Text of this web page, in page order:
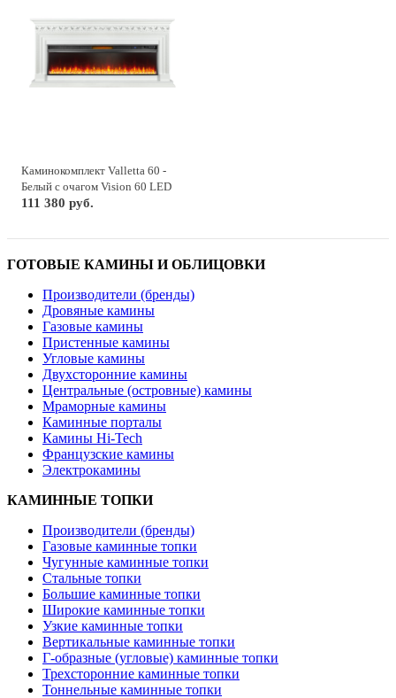
Каминокомплект Valletta 60 -
Белый с очагом Vision 60 LED
111 380 руб.
ГОТОВЫЕ КАМИНЫ И ОБЛИЦОВКИ
Производители (бренды)
Дровяные камины
Газовые камины
Пристенные камины
Угловые камины
Двухсторонние камины
Центральные (островные) камины
Мраморные камины
Каминные порталы
Камины Hi-Tech
Французские камины
Электрокамины
КАМИННЫЕ ТОПКИ
Производители (бренды)
Газовые каминные топки
Чугунные каминные топки
Стальные топки
Большие каминные топки
Широкие каминные топки
Узкие каминные топки
Вертикальные каминные топки
Г-образные (угловые) каминные топки
Трехсторонние каминные топки
Тоннельные каминные топки